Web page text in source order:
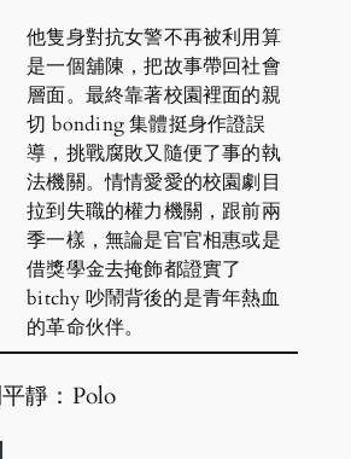
他隻身對抗女警不再被利用算
是一個舖陳，把故事帶回社會
層面。最終靠著校園裡面的親
切 bonding 集體挺身作證誤
導，挑戰腐敗又隨便了事的執
法機關。情情愛愛的校園劇目
拉到失職的權力機關，跟前兩
季一樣，無論是官官相惠或是
借獎學金去掩飾都證實了
bitchy 吵鬧背後的是青年熱血
的革命伙伴。
靜：Polo